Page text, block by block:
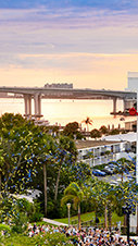
Organisationen
für die Welt
David Miscavige –
Oberhaupt von